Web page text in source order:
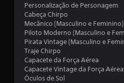
Personalização de Personagem
Cabeça Chirpo
Mecânico (Masculino e Feminino)
Piloto Moderno (Masculino e
Pirata Vintage (Masculino e
Traje Chirpo
Capacete da Força Aérea
Capacete Vintage da Força Aérea
Óculos de Sol